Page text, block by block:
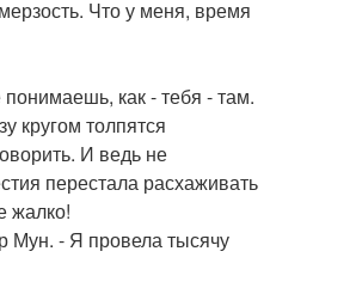
Что у меня, время
как - тебя - там.
кругом толпятся
И ведь не
перестала расхаживать
жалко!
Мун. - Я провела тысячу